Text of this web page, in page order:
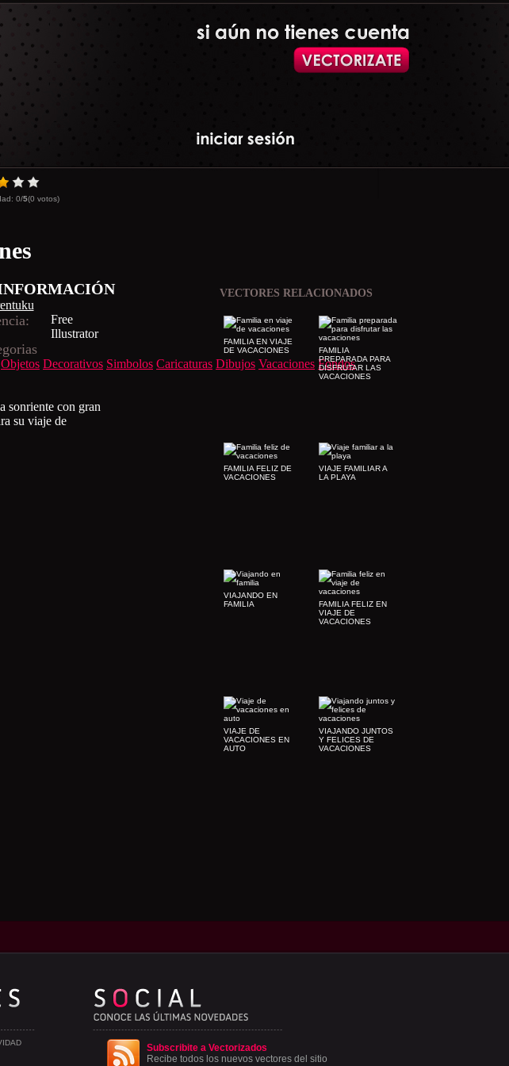
0/5(0 votos)
Free
Illustrator
Objetos Decorativos Simbolos Caricaturas Dibujos Vacaciones Fondos
sonriente con gran
su viaje de
VECTORES RELACIONADOS
FAMILIA
PREPARADA PARA
DISFRUTAR LAS
VACACIONES
FAMILIA EN VIAJE
DE VACACIONES
VIAJE FAMILIAR A
LA PLAYA
FAMILIA FELIZ DE
VACACIONES
FAMILIA FELIZ EN
VIAJE DE
VACACIONES
VIAJANDO EN
FAMILIA
VIAJANDO JUNTOS
Y FELICES DE
VACACIONES
VIAJE DE
VACACIONES EN
AUTO
Subscribite a Vectorizados
Recibe todos los nuevos vectores del sitio